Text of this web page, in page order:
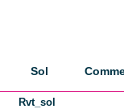
Sol
Rvt_sol